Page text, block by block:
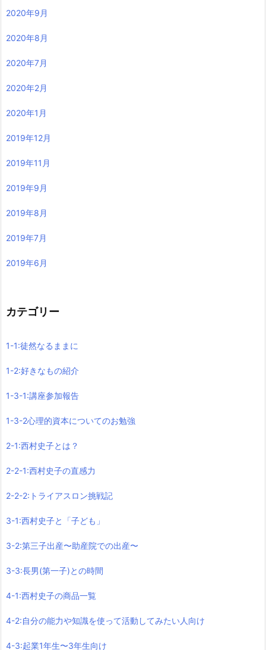
2020年9月
2020年8月
2020年7月
2020年2月
2020年1月
2019年12月
2019年11月
2019年9月
2019年8月
2019年7月
2019年6月
カテゴリー
1-1:徒然なるままに
1-2:好きなもの紹介
1-3-1:講座参加報告
1-3-2心理的資本についてのお勉強
2-1:西村史子とは？
2-2-1:西村史子の直感力
2-2-2:トライアスロン挑戦記
3-1:西村史子と「子ども」
3-2:第三子出産〜助産院での出産〜
3-3:長男(第一子)との時間
4-1:西村史子の商品一覧
4-2:自分の能力や知識を使って活動してみたい人向け
4-3:起業1年生〜3年生向け